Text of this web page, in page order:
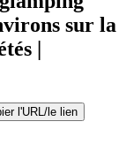
sur la
|
l'URL/le lien